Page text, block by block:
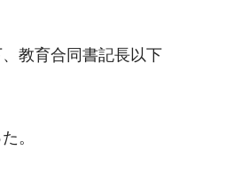
教育合同書記長以下
。